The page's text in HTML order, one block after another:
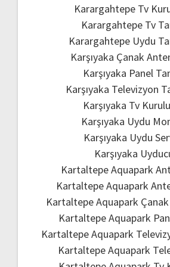
Karargahtepe Tv
Karargahtepe Tv
Karargahtepe Uydu
Karşıyaka Çanak
Karşıyaka Panel
Karşıyaka Televizyon
Karşıyaka Tv
Karşıyaka Uydu
Karşıyaka Uydu
Karşıyaka
Kartaltepe Aquapark
Kartaltepe Aquapark
Kartaltepe Aquapark Çanak
Kartaltepe Aquapark
Kartaltepe Aquapark
Kartaltepe Aquapark